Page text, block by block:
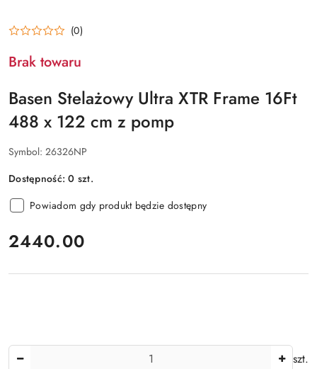
(0)
Brak towaru
Basen Stelażowy Ultra XTR Frame 16Ft
488 x 122 cm z pomp
Symbol: 26326NP
Dostępność:0 szt.
Powiadom gdy produkt będzie dostępny
cena:
2440.00
szt.